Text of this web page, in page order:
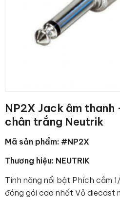
NP2X Jack âm
chân trắng Neutrik
Mã sản phẩm: #NP2X
Thương hiệu: NEUTRIK
Tính năng nổi bật Phích cắm
đóng gói cao nhất Vỏ diecast